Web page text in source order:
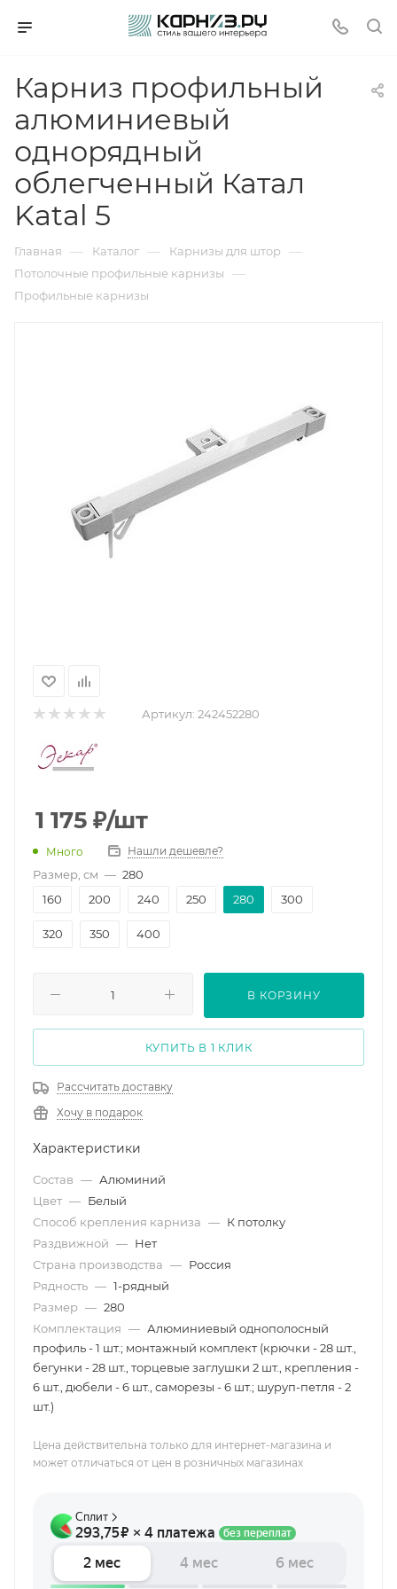
Карниз профильный
алюминиевый
однорядный
облегченный Катал
Katal 5
Главная — Каталог — Карнизы для штор —
Потолочные профильные карнизы —
Профильные карнизы
Артикул: 242452280
1 175 ₽/шт
Много Нашли дешевле?
Размер, см — 280
160
200 240 250 280 300
320 350 400
В КОРЗИНУ
КУПИТЬ В 1 КЛИК
Рассчитать доставку
Хочу в подарок
Характеристики
Состав — Алюминий
Цвет — Белый
Способ крепления карниза — К потолку
Раздвижной — Нет
Страна производства — Россия
Рядность — 1-рядный
Размер — 280
Комплектация — Алюминиевый однополосный
профиль - 1 шт.; монтажный комплект (крючки - 28 шт.,
бегунки - 28 шт., торцевые заглушки 2 шт., крепления -
6 шт., дюбели - 6 шт., саморезы - 6 шт.; шуруп-петля - 2
шт.)
Цена действительна только для интернет-магазина и
может отличаться от цен в розничных магазинах